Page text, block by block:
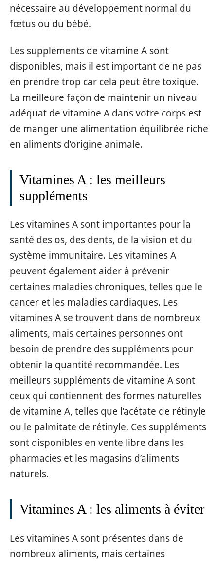
nécessaire au développement normal du
fœtus ou du bébé.
Les suppléments de vitamine A sont
disponibles, mais il est important de ne pas
en prendre trop car cela peut être toxique.
La meilleure façon de maintenir un niveau
adéquat de vitamine A dans votre corps est
de manger une alimentation équilibrée riche
en aliments d’origine animale.
Vitamines A : les meilleurs
suppléments
Les vitamines A sont importantes pour la
santé des os, des dents, de la vision et du
système immunitaire. Les vitamines A
peuvent également aider à prévenir
certaines maladies chroniques, telles que le
cancer et les maladies cardiaques. Les
vitamines A se trouvent dans de nombreux
aliments, mais certaines personnes ont
besoin de prendre des suppléments pour
obtenir la quantité recommandée. Les
meilleurs suppléments de vitamine A sont
ceux qui contiennent des formes naturelles
de vitamine A, telles que l’acétate de rétinyle
ou le palmitate de rétinyle. Ces suppléments
sont disponibles en vente libre dans les
pharmacies et les magasins d’aliments
naturels.
Vitamines A : les aliments à éviter
Les vitamines A sont présentes dans de
nombreux aliments, mais certaines